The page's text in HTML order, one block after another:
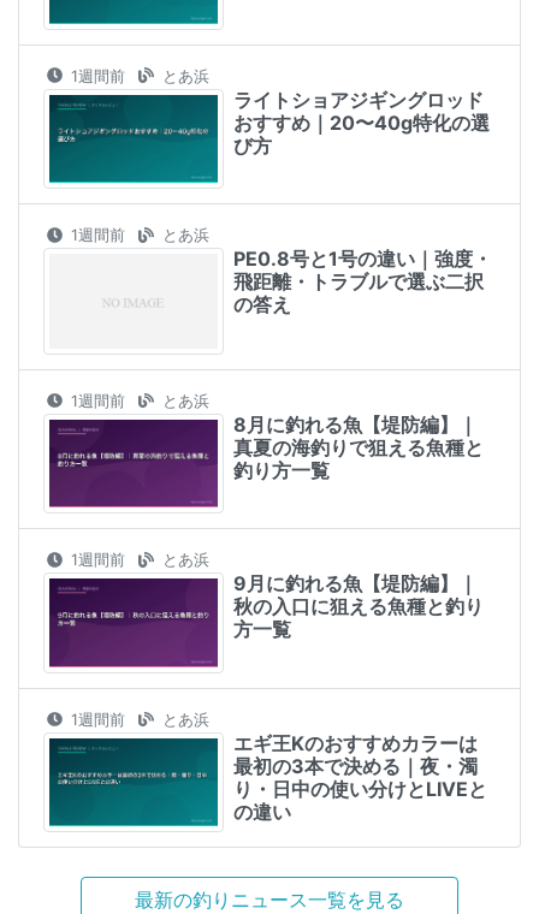
1週間前 とあ浜
ライトショアジギングロッド
おすすめ｜20〜40g特化の選
び方
1週間前 とあ浜
PE0.8号と1号の違い｜強度・
飛距離・トラブルで選ぶ二択
の答え
1週間前 とあ浜
8月に釣れる魚【堤防編】｜
真夏の海釣りで狙える魚種と
釣り方一覧
1週間前 とあ浜
9月に釣れる魚【堤防編】｜
秋の入口に狙える魚種と釣り
方一覧
1週間前 とあ浜
エギ王Kのおすすめカラーは
最初の3本で決める｜夜・濁
り・日中の使い分けとLIVEと
の違い
最新の釣りニュース一覧を見る